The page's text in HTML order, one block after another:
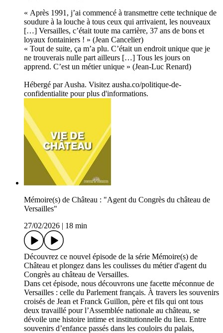
« Après 1991, j’ai commencé à transmettre cette technique de
soudure à la louche à tous ceux qui arrivaient, les nouveaux
[…] Versailles, c’était toute ma carrière, 37 ans de bons et
loyaux fontainiers ! » (Jean Cancelier)
« Tout de suite, ça m’a plu. C’était un endroit unique que je
ne trouverais nulle part ailleurs […] Tous les jours on
apprend. C’est un métier unique » (Jean-Luc Renard)
Hébergé par Ausha. Visitez ausha.co/politique-de-
confidentialite pour plus d'informations.
Mémoire(s) de Château : "Agent du Congrès du château de
Versailles"
27/02/2026
18 min
Découvrez ce nouvel épisode de la série Mémoire(s) de
Château et plongez dans les coulisses du métier d'agent du
Congrès au château de Versailles.
Dans cet épisode, nous découvrons une facette méconnue de
Versailles : celle du Parlement français. À travers les souvenirs
croisés de Jean et Franck Guillon, père et fils qui ont tous
deux travaillé pour l’Assemblée nationale au château, se
dévoile une histoire intime et institutionnelle du lieu. Entre
souvenirs d’enfance passés dans les couloirs du palais,